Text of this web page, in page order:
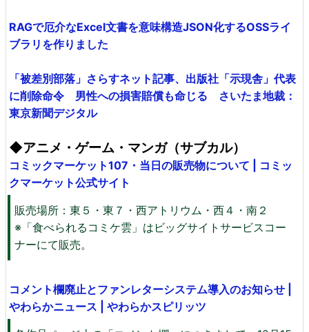
RAGで厄介なExcel文書を意味構造JSON化するOSSライ
ブラリを作りました
「被差別部落」さらすネット記事、出版社「示現舎」代表
に削除命令 男性への損害賠償も命じる さいたま地裁：
東京新聞デジタル
◆アニメ・ゲーム・マンガ（サブカル）
コミックマーケット107・当日の販売物について | コミッ
クマーケット公式サイト
販売場所：東５・東７・西アトリウム・西４・南２
※「食べられるコミケ雲」はビッグサイトサービスコー
ナーにて販売。
コメント欄廃止とファンレターシステム導入のお知らせ |
やわらかニュース | やわらかスピリッツ